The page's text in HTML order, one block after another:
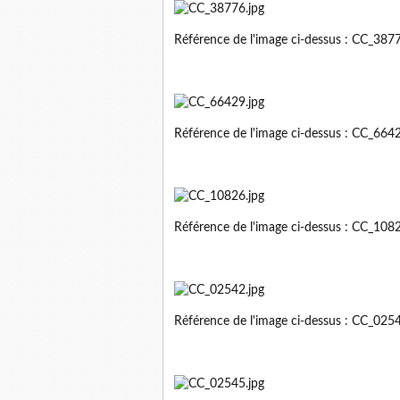
Référence de l'image ci-dessus :
Référence de l'image ci-dessus :
Référence de l'image ci-dessus :
Référence de l'image ci-dessus :